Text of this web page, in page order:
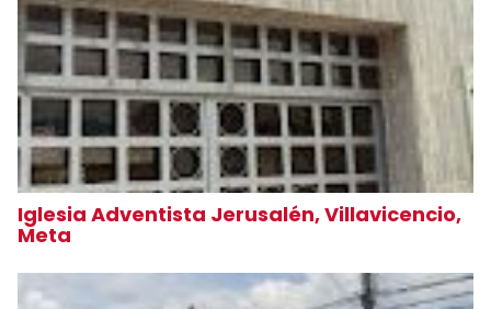
Iglesia Adventista Jerusalén, Villavicencio,
Meta